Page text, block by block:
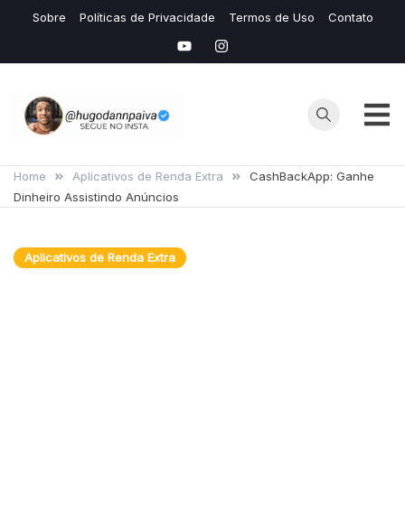
content
Sobre Políticas de Privacidade Termos de Uso Contato
Hugo
Dann
Conteudos de
IAS e Avaliação
Lucrativas
Home Aplicativos de Renda Extra
CashBackApp: Ganhe
Dinheiro Assistindo Anúncios
Aplicativos de Renda Extra